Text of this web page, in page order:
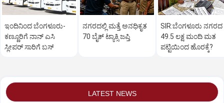
ಇಂದಿನಿಂದ ಬೆಂಗಳೂರು-
ಕಣ್ಣೂರಿಗೆ ನಾನ್‌ ಎಸಿ
ಸ್ಲೀಪರ್‌ ಸಾರಿಗೆ ಬಸ್‌
ನಗರದಲ್ಲಿ ಮತ್ತೆ ಅನಧಿಕೃತ
70 ಬೈಕ್‌ ಟ್ಯಾಕ್ಸಿ ಜಪ್ತಿ
SIR:ಬೆಂಗಳೂರು ನಗರದ
49.5 ಲಕ್ಷ ಮಂದಿ ಮತ
ಪಟ್ಟಿಯಿಂದ ಹೊರಕ್ಕೆ?
LATEST NEWS